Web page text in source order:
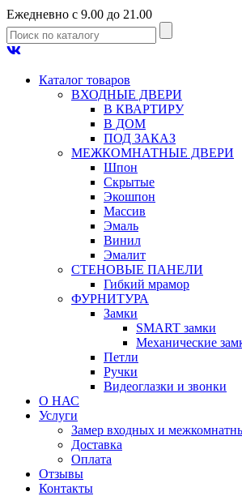
Ежедневно с 9.00 до 21.00
Каталог товаров
ВХОДНЫЕ ДВЕРИ
В КВАРТИРУ
В ДОМ
ПОД ЗАКАЗ
МЕЖКОМНАТНЫЕ ДВЕРИ
Шпон
Скрытые
Экошпон
Массив
Эмаль
Винил
Эмалит
СТЕНОВЫЕ ПАНЕЛИ
Гибкий мрамор
ФУРНИТУРА
Замки
SMART замки
Механические
Петли
Ручки
Видеоглазки и звонки
О НАС
Услуги
Замер входных и
Доставка
Оплата
Отзывы
Контакты